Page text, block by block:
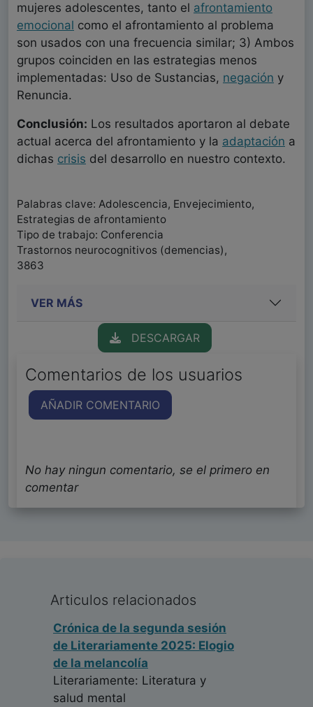
mujeres adolescentes, tanto el afrontamiento
emocional como el afrontamiento al problema
son usados con una frecuencia similar; 3) Ambos
grupos coinciden en las estrategias menos
implementadas: Uso de Sustancias, negación y
Renuncia.
Conclusión: Los resultados aportaron al debate
actual acerca del afrontamiento y la adaptación a
dichas crisis del desarrollo en nuestro contexto.
Palabras clave: Adolescencia, Envejecimiento,
Estrategias de afrontamiento
Tipo de trabajo: Conferencia
Trastornos neurocognitivos (demencias),
3863
VER MÁS
DESCARGAR
Comentarios de los usuarios
AÑADIR COMENTARIO
No hay ningun comentario, se el primero en
comentar
Articulos relacionados
Crónica de la segunda sesión
de Literariamente 2025: Elogio
de la melancolía
Literariamente: Literatura y
salud mental